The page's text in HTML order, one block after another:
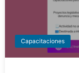
Capacitaciones